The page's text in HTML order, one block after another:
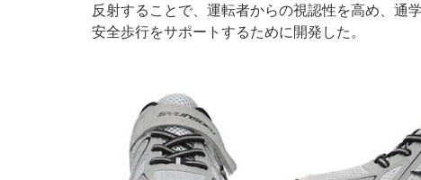
反射することで、運転者からの視認性を高め、通
安全歩行をサポートするために開発した。